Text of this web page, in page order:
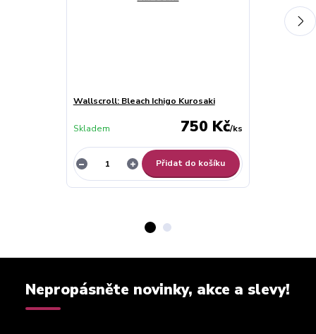
Wallscroll: Bleach Ichigo Kurosaki
750 Kč/ks
Skladem
Přidat do košíku
Nepropásněte novinky, akce a slevy!